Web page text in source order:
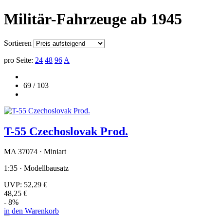
Militär-Fahrzeuge ab 1945
Sortieren
pro Seite: 24 48 96 A
69 / 103
T-55 Czechoslovak Prod.
MA 37074 · Miniart
1:35 · Modellbausatz
UVP: 52,29 €
48,25 €
- 8%
in den Warenkorb